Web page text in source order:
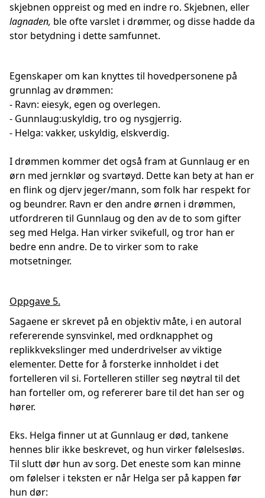
skjebnen oppreist og med en indre ro. Skjebnen, eller
lagnaden, ble ofte varslet i drømmer, og disse hadde da
stor betydning i dette samfunnet.
Egenskaper om kan knyttes til hovedpersonene på
grunnlag av drømmen:
- Ravn: eiesyk, egen og overlegen.
- Gunnlaug:uskyldig, tro og nysgjerrig.
- Helga: vakker, uskyldig, elskverdig.
I drømmen kommer det også fram at Gunnlaug er en
ørn med jernklør og svartøyd. Dette kan bety at han er
en flink og djerv jeger/mann, som folk har respekt for
og beundrer. Ravn er den andre ørnen i drømmen,
utfordreren til Gunnlaug og den av de to som gifter
seg med Helga. Han virker svikefull, og tror han er
bedre enn andre. De to virker som to rake
motsetninger.
Oppgave 5.
Sagaene er skrevet på en objektiv måte, i en autoral
refererende synsvinkel, med ordknapphet og
replikkvekslinger med underdrivelser av viktige
elementer. Dette for å forsterke innholdet i det
fortelleren vil si. Fortelleren stiller seg nøytral til det
han forteller om, og refererer bare til det han ser og
hører.
Eks. Helga finner ut at Gunnlaug er død, tankene
hennes blir ikke beskrevet, og hun virker følelsesløs.
Til slutt dør hun av sorg. Det eneste som kan minne
om følelser i teksten er når Helga ser på kappen før
hun dør: